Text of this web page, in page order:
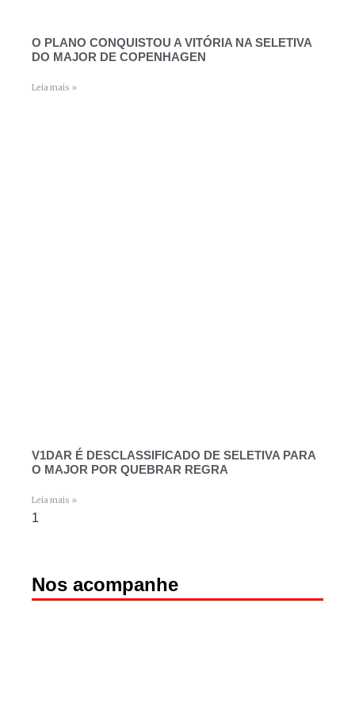
O PLANO CONQUISTOU A VITÓRIA NA SELETIVA
DO MAJOR DE COPENHAGEN
Leia mais »
V1DAR É DESCLASSIFICADO DE SELETIVA PARA
O MAJOR POR QUEBRAR REGRA
Leia mais »
Nos acompanhe